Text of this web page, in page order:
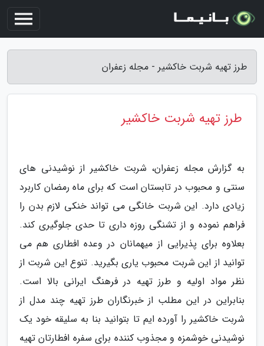
طرز تهیه شربت خاکشیر - مجله زعفران
طرز تهیه شربت خاکشیر
به گزارش مجله زعفران، شربت خاکشیر از نوشیدنی های
سنتی و محبوب در تابستان است که برای ماه رمضان کاربرد
زیادی دارد. این شربت خانگی می تواند خنکی لازم بدن را
فراهم نموده و از تشنگی روزه داری تا حدی جلوگیری کند.
بعلاوه برای پذیرایی از میهمانان در وعده افطاری هم می
توانید از این شربت محبوب یاری بگیرید. تنوع این شربت از
نظر مواد اولیه و طرز تهیه در فرهنگ ایرانی بالا است.
بنابراین در این مطلب از خبرنگاران طرز تهیه چند مدل از
شربت خاکشیر را آورده ایم تا بتوانید بنا به سلیقه خود یک
نوشیدنی خوشمزه و مجذوب کننده برای سفره افطارتان تهیه